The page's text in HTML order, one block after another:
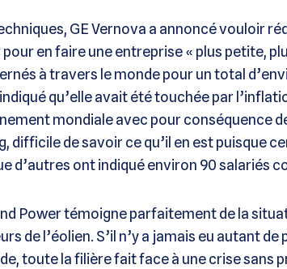
GE Vernova a annoncé vouloir
en faire une entreprise « plus petite,
à travers le monde pour un total
qu’elle avait été touchée par
mondiale avec pour conséquence
difficile de savoir ce qu’il en est puisque
d’autres ont indiqué environ 90 salariés
Power témoigne parfaitement de la
de l’éolien. S’il n’y a jamais eu autant
toute la filière fait face à une crise sans